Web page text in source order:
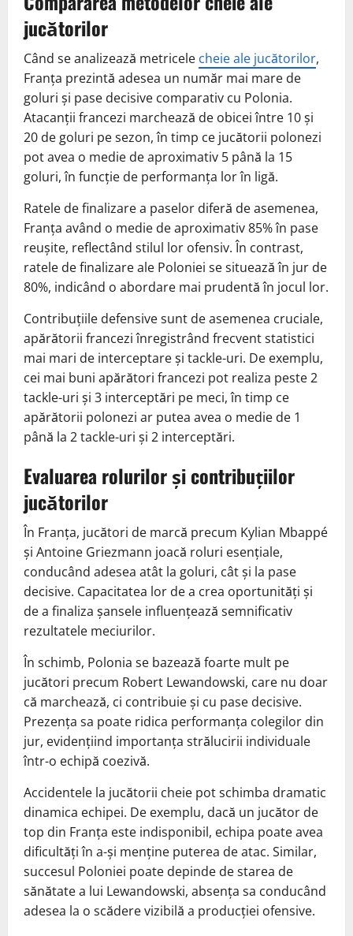
jucătorilor
Când se analizează metricele cheie ale jucătorilor,
Franța prezintă adesea un număr mai mare de
goluri și pase decisive comparativ cu Polonia.
Atacanții francezi marchează de obicei între 10 și
20 de goluri pe sezon, în timp ce jucătorii polonezi
pot avea o medie de aproximativ 5 până la 15
goluri, în funcție de performanța lor în ligă.
Ratele de finalizare a paselor diferă de asemenea,
Franța având o medie de aproximativ 85% în pase
reușite, reflectând stilul lor ofensiv. În contrast,
ratele de finalizare ale Poloniei se situează în jur de
80%, indicând o abordare mai prudentă în jocul lor.
Contribuțiile defensive sunt de asemenea cruciale,
apărătorii francezi înregistrând frecvent statistici
mai mari de interceptare și tackle-uri. De exemplu,
cei mai buni apărători francezi pot realiza peste 2
tackle-uri și 3 interceptări pe meci, în timp ce
apărătorii polonezi ar putea avea o medie de 1
până la 2 tackle-uri și 2 interceptări.
Evaluarea rolurilor și contribuțiilor
jucătorilor
În Franța, jucători de marcă precum Kylian Mbappé
și Antoine Griezmann joacă roluri esențiale,
conducând adesea atât la goluri, cât și la pase
decisive. Capacitatea lor de a crea oportunități și
de a finaliza șansele influențează semnificativ
rezultatele meciurilor.
În schimb, Polonia se bazează foarte mult pe
jucători precum Robert Lewandowski, care nu doar
că marchează, ci contribuie și cu pase decisive.
Prezența sa poate ridica performanța colegilor din
jur, evidențiind importanța strălucirii individuale
într-o echipă coezivă.
Accidentele la jucătorii cheie pot schimba dramatic
dinamica echipei. De exemplu, dacă un jucător de
top din Franța este indisponibil, echipa poate avea
dificultăți în a-și menține puterea de atac. Similar,
succesul Poloniei poate depinde de starea de
sănătate a lui Lewandowski, absența sa conducând
adesea la o scădere vizibilă a producției ofensive.